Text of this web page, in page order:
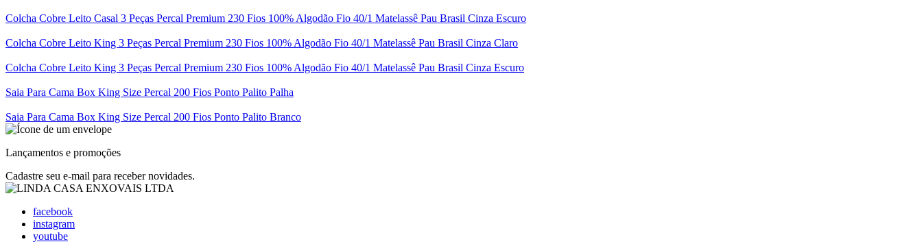
Colcha Cobre Leito Casal 3 Peças Percal Premium 230 Fios 100% Algodão Fio 40/1 Matelassê Pau Brasil Cinza Escuro
Colcha Cobre Leito King 3 Peças Percal Premium 230 Fios 100% Algodão Fio 40/1 Matelassê Pau Brasil Cinza Claro
Colcha Cobre Leito King 3 Peças Percal Premium 230 Fios 100% Algodão Fio 40/1 Matelassê Pau Brasil Cinza Escuro
Saia Para Cama Box King Size Percal 200 Fios Ponto Palito Palha
Saia Para Cama Box King Size Percal 200 Fios Ponto Palito Branco
Lançamentos e promoções
Cadastre seu e-mail para receber novidades.
facebook
instagram
youtube